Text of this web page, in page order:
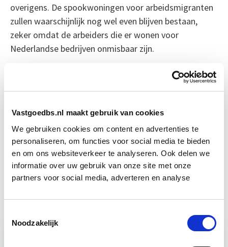
Vastgoedbs.nl maakt gebruik van cookies
We gebruiken cookies om content en advertenties te
personaliseren, om functies voor social media te bieden
en om ons websiteverkeer te analyseren. Ook delen we
informatie over uw gebruik van onze site met onze
partners voor social media, adverteren en analyse
Noodzakelijk
overigens. De spookwoningen voor arbeidsmigranten
zullen waarschijnlijk nog wel even blijven bestaan,
zeker omdat de arbeiders die er wonen voor
Nederlandse bedrijven onmisbaar zijn.
Boeiend verhaal? Duik dan eens
in deze opleidingen:
Vastgoedmanagement Start ma 14 sep
Huurrecht Woonruimte Start wo 12 mei